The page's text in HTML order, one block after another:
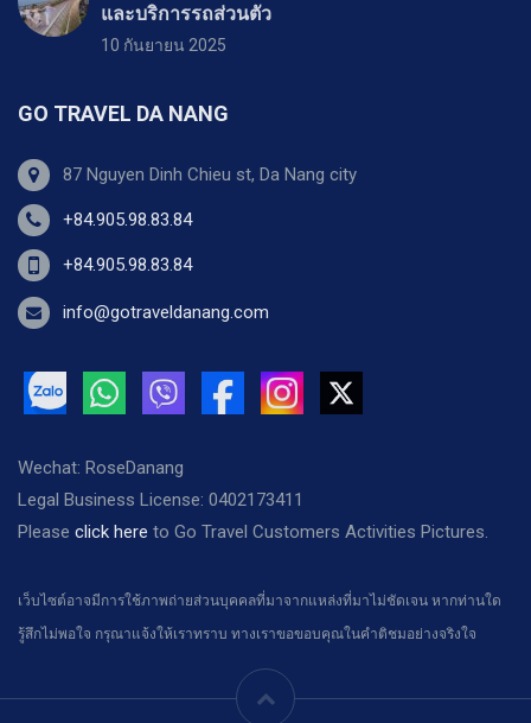
และบริการรถส่วนตัว
10 กันยายน 2025
GO TRAVEL DA NANG
87 Nguyen Dinh Chieu st, Da Nang city
+84.905.98.83.84
+84.905.98.83.84
info@gotraveldanang.com
Wechat: RoseDanang
Legal Business License: 0402173411
Please click here to Go Travel Customers Activities Pictures.
เว็บไซต์อาจมีการใช้ภาพถ่ายส่วนบุคคลที่มาจากแหล่งที่มาไม่ชัดเจน หากท่านใด
รู้สึกไม่พอใจ กรุณาแจ้งให้เราทราบ ทางเราขอขอบคุณในคำติชมอย่างจริงใจ